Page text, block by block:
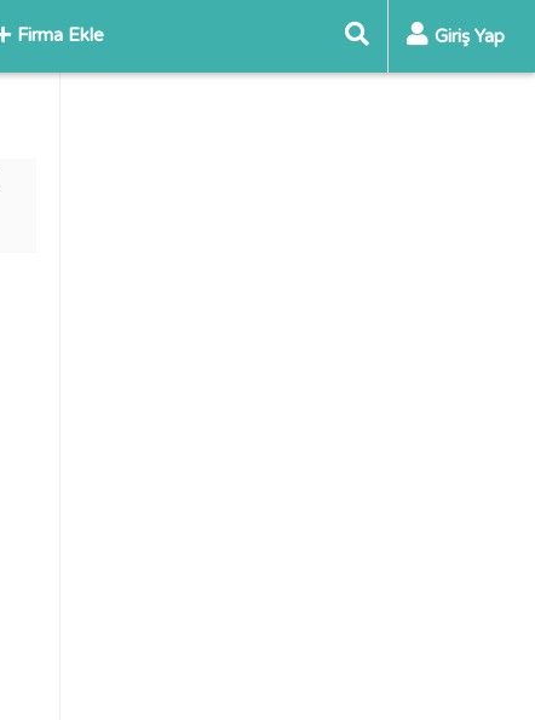
Firma Ekle Giriş Yap